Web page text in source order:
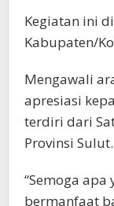
Kegiatan ini
Kabupaten/
Mengawali
apresiasi
terdiri dari
Provinsi Sulut.
“Semoga
bermanfaat